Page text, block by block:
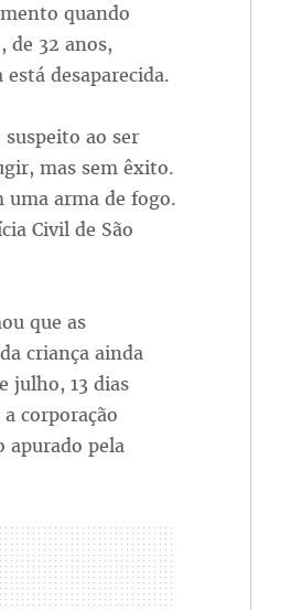
quando
de 32 anos,
desaparecida.
ao ser
mas sem êxito.
uma arma de fogo.
Civil de São
que as
criança ainda
julho, 13 dias
corporação
apurado pela